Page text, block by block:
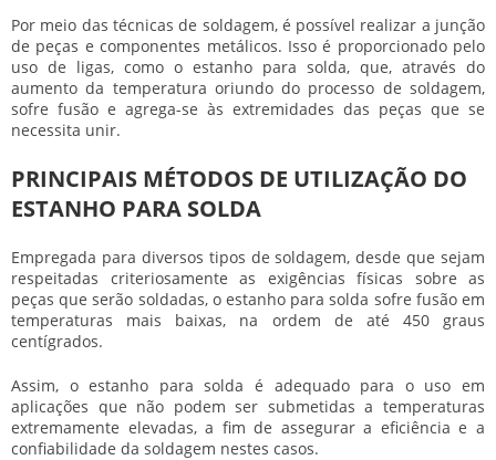
Por meio das técnicas de soldagem, é possível realizar a junção
de peças e componentes metálicos. Isso é proporcionado pelo
uso de ligas, como o estanho para solda, que, através do
aumento da temperatura oriundo do processo de soldagem,
sofre fusão e agrega-se às extremidades das peças que se
necessita unir.
PRINCIPAIS MÉTODOS DE UTILIZAÇÃO DO
ESTANHO PARA SOLDA
Empregada para diversos tipos de soldagem, desde que sejam
respeitadas criteriosamente as exigências físicas sobre as
peças que serão soldadas, o estanho para solda sofre fusão em
temperaturas mais baixas, na ordem de até 450 graus
centígrados.
Assim, oestanho para solda é adequado para o uso em
aplicações que não podem ser submetidas a temperaturas
extremamente elevadas, a fim de assegurar a eficiência e a
confiabilidade da soldagem nestes casos.